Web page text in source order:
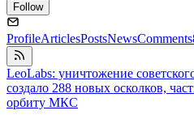
Follow
ProfileArticlesPostsNewsComments
LeoLabs: уничтожение
создало 288 новых осколков,
орбиту МКС